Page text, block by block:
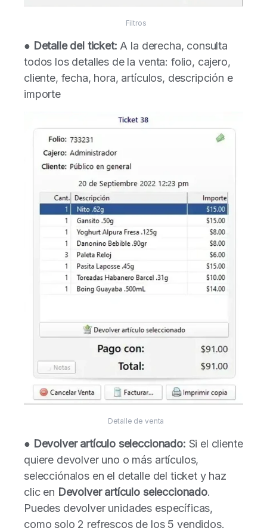
Filtros
● Detalle del ticket: A la derecha, consulta
todos los detalles de la venta: folio, cajero,
cliente, fecha, hora, artículos, descripción e
importe
Detalle de venta
● Devolver artículo seleccionado: Si el cliente
quiere devolver uno o más artículos,
selecciónalos en el detalle del ticket y haz
clic en Devolver artículo seleccionado.
Puedes devolver unidades específicas,
como solo 2 refrescos de los 5 vendidos.